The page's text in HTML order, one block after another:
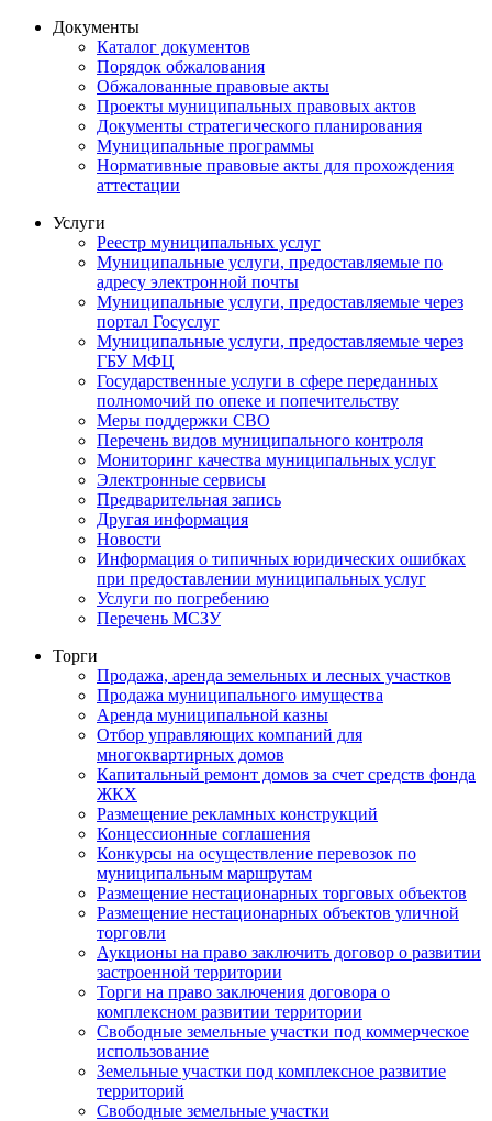
Документы
Каталог документов
Порядок обжалования
Обжалованные правовые акты
Проекты муниципальных правовых актов
Документы стратегического планирования
Муниципальные программы
Нормативные правовые акты для прохождения
аттестации
Услуги
Реестр муниципальных услуг
Муниципальные услуги, предоставляемые по
адресу электронной почты
Муниципальные услуги, предоставляемые через
портал Госуслуг
Муниципальные услуги, предоставляемые через
ГБУ МФЦ
Государственные услуги в сфере переданных
полномочий по опеке и попечительству
Меры поддержки СВО
Перечень видов муниципального контроля
Мониторинг качества муниципальных услуг
Электронные сервисы
Предварительная запись
Другая информация
Новости
Информация о типичных юридических ошибках
при предоставлении муниципальных услуг
Услуги по погребению
Перечень МСЗУ
Торги
Продажа, аренда земельных и лесных участков
Продажа муниципального имущества
Аренда муниципальной казны
Отбор управляющих компаний для
многоквартирных домов
Капитальный ремонт домов за счет средств фонда
ЖКХ
Размещение рекламных конструкций
Концессионные соглашения
Конкурсы на осуществление перевозок по
муниципальным маршрутам
Размещение нестационарных торговых объектов
Размещение нестационарных объектов уличной
торговли
Аукционы на право заключить договор о развитии
застроенной территории
Торги на право заключения договора о
комплексном развитии территории
Свободные земельные участки под коммерческое
использование
Земельные участки под комплексное развитие
территорий
Свободные земельные участки